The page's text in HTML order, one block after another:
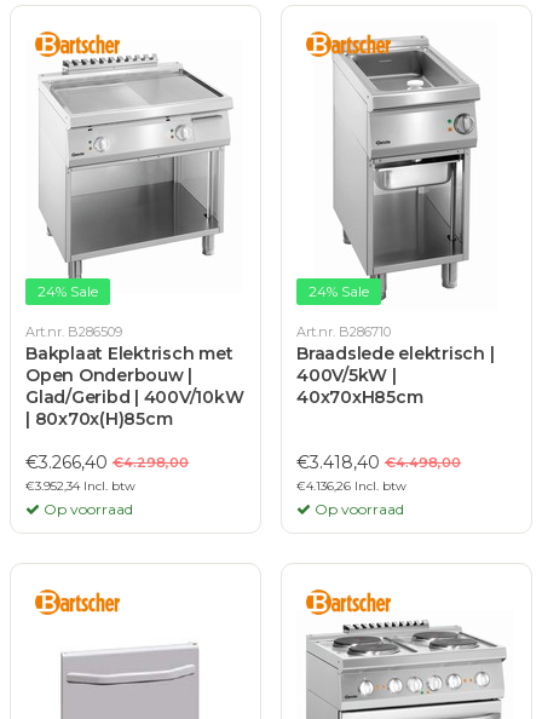
24% Sale
Art.nr. B286509
Bakplaat Elektrisch met
Open Onderbouw |
Glad/Geribd | 400V/10kW
| 80x70x(H)85cm
€3.266,40 €4.298,00
€3.952,34 Incl. btw
Op voorraad
24% Sale
Art.nr. B286710
Braadslede elektrisch |
400V/5kW |
40x70xH85cm
€3.418,40 €4.498,00
€4.136,26 Incl. btw
Op voorraad